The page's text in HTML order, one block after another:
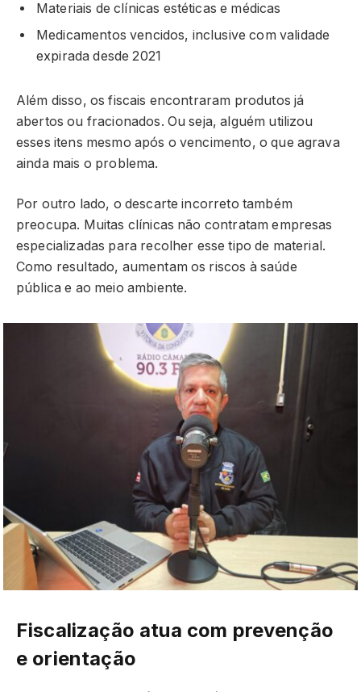
Materiais de clínicas estéticas e médicas
Medicamentos vencidos, inclusive com validade
expirada desde 2021
Além disso, os fiscais encontraram produtos já
abertos ou fracionados. Ou seja, alguém utilizou
esses itens mesmo após o vencimento, o que agrava
ainda mais o problema.
Por outro lado, o descarte incorreto também
preocupa. Muitas clínicas não contratam empresas
especializadas para recolher esse tipo de material.
Como resultado, aumentam os riscos à saúde
pública e ao meio ambiente.
Fiscalização atua com prevenção
e orientação